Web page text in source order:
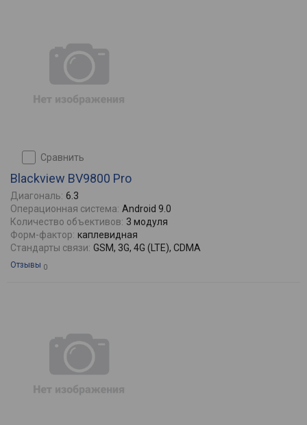
сравнить
Blackview BV9800 Pro
Диагональ: 6.3
Операционная система: Android 9.0
Количество объективов: 3 модуля
Форм-фактор: каплевидная
Стандарты связи: GSM, 3G, 4G (LTE), CDMA
Отзывы 0